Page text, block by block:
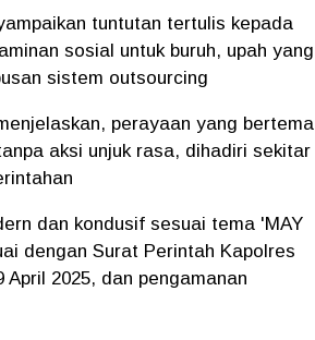
tuntutan tertulis kepada
sosial untuk buruh, upah yang
sistem outsourcing
perayaan yang bertema
aksi unjuk rasa, dihadiri sekitar
dan kondusif sesuai tema 'MAY
dengan Surat Perintah Kapolres
April 2025, dan pengamanan